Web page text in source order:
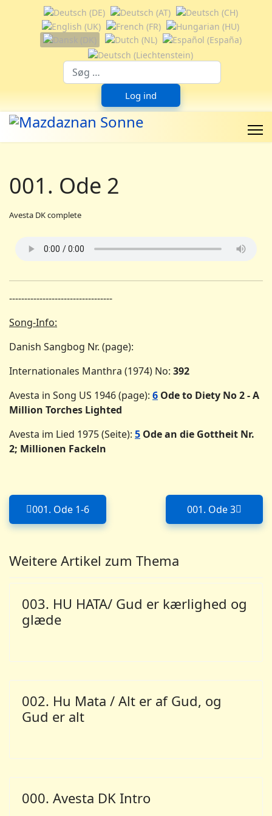
Vælg dit sprog
Log ind
001. Ode 2
Avesta DK complete
----------------------------------
Song-Info:
Danish Sangbog Nr. (page):
Internationales Manthra (1974) No: 392
Avesta in Song US 1946 (page): 6 Ode to Diety No 2 - A
Million Torches Lighted
Avesta im Lied 1975 (Seite): 5 Ode an die Gottheit Nr.
2; Millionen Fackeln
Forrige artikel: 001. Ode 1-6
001. Ode 1-6 Næste
001. Ode 3
Weitere Artikel zum Thema
003. HU HATA/ Gud er kærlighed og
glæde
002. Hu Mata / Alt er af Gud, og
Gud er alt
000. Avesta DK Intro